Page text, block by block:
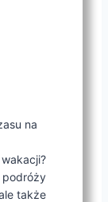
na
podróży
także